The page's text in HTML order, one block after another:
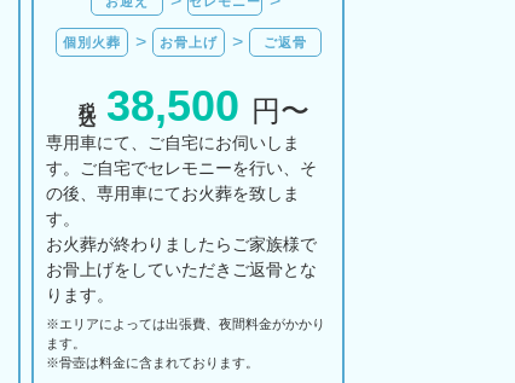
個別火葬 お骨上げ ご返骨
38,500 円〜
専用車にて、ご自宅にお伺いしま
す。ご自宅でセレモニーを行い、そ
の後、専用車にてお火葬を致しま
す。
お火葬が終わりましたらご家族様で
お骨上げをしていただきご返骨とな
ります。
※エリアに よっては出張費、夜間料金がかかり
ます。
※骨壺は料金に含まれております。